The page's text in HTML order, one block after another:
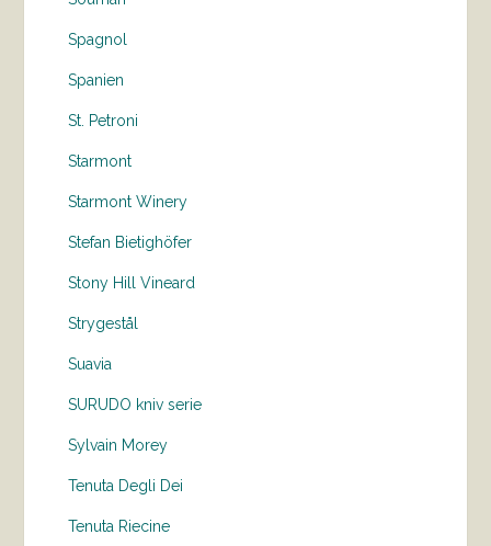
Spagnol
Spanien
St. Petroni
Starmont
Starmont Winery
Stefan Bietighöfer
Stony Hill Vineard
Strygestål
Suavia
SURUDO kniv serie
Sylvain Morey
Tenuta Degli Dei
Tenuta Riecine